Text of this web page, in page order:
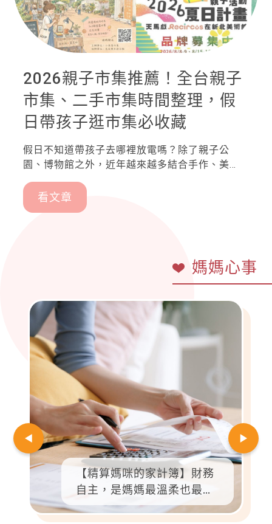
2026親子市集推薦！全台親子
市集、二手市集時間整理，假
日帶孩子逛市集必收藏
假日不知道帶孩子去哪裡放電嗎？除了親子公
園、博物館之外，近年越來越多結合手作、美
食、玩具交換、二手童物與親子互動體驗的親子
市集，成為爸爸媽媽最喜歡的假日行程。不論想
逛特色文創、尋找童玩，還是讓孩子參加手作活
看文章
媽媽心事
【精算媽咪的家計簿】財務
自主，是媽媽最溫柔也最有
力的光